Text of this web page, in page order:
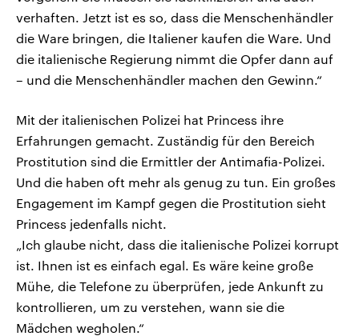
verhaften. Jetzt ist es so, dass die Menschenhändler
die Ware bringen, die Italiener kaufen die Ware. Und
die italienische Regierung nimmt die Opfer dann auf
– und die Menschenhändler machen den Gewinn.“
Mit der italienischen Polizei hat Princess ihre
Erfahrungen gemacht. Zuständig für den Bereich
Prostitution sind die Ermittler der Antimafia-Polizei.
Und die haben oft mehr als genug zu tun. Ein großes
Engagement im Kampf gegen die Prostitution sieht
Princess jedenfalls nicht.
„Ich glaube nicht, dass die italienische Polizei korrupt
ist. Ihnen ist es einfach egal. Es wäre keine große
Mühe, die Telefone zu überprüfen, jede Ankunft zu
kontrollieren, um zu verstehen, wann sie die
Mädchen wegholen.“